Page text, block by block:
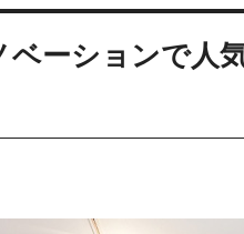
ーションで人